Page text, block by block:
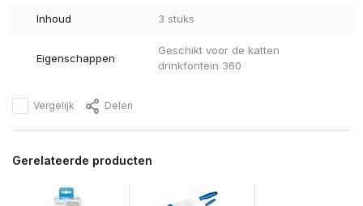
Inhoud 3 stuks
Eigenschappen
Geschikt voor de katten
drinkfontein 360
Vergelijk Delen
Gerelateerde producten